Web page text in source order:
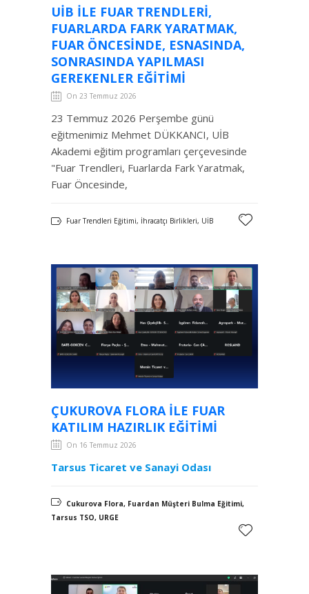
UİB ILE FUAR TRENDLERI,
FUARLARDA FARK YARATMAK,
FUAR ÖNCESINDE, ESNASINDA,
SONRASINDA YAPILMASI
GEREKENLER EĞITIMI
On 23 Temmuz 2026
23 Temmuz 2026 Perşembe günü
eğitmenimiz Mehmet DÜKKANCI, UİB
Akademi eğitim programları çerçevesinde
"Fuar Trendleri, Fuarlarda Fark Yaratmak,
Fuar Öncesinde,
Fuar Trendleri Eğitimi, İhracatçı Birlikleri, UİB
ÇUKUROVA FLORA ILE FUAR
KATILIM HAZIRLIK EĞITIMI
On 16 Temmuz 2026
Tarsus Ticaret ve Sanayi Odası
Cukurova Flora, Fuardan Müşteri Bulma Eğitimi,
Tarsus TSO, URGE